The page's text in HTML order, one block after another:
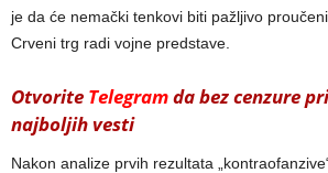
je da će nemački tenkovi biti pažljivo
Crveni trg radi vojne predstave.
Otvorite Telegramda bez cenzure
najboljih vesti
Nakon analize prvih rezultata